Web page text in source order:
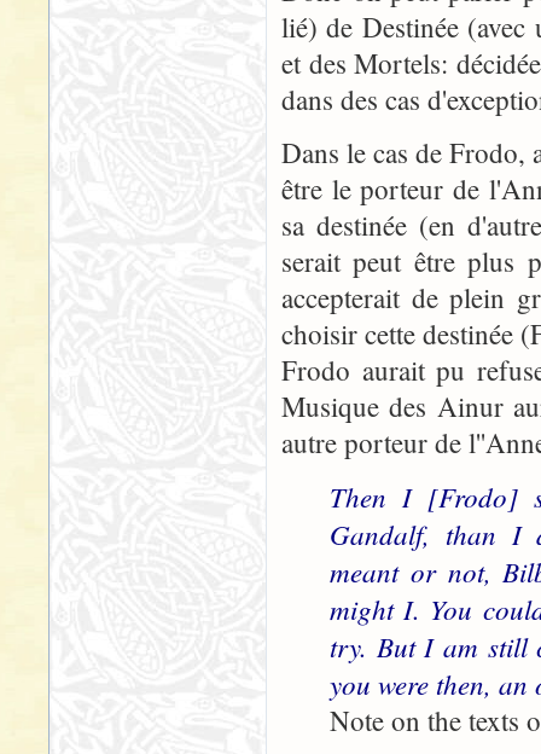
lié) de Destinée
et des Mortels:
dans des cas
Dans le cas de Frodo,
être le porteur de
sa destinée (en
serait peut être plus
accepterait de plein
choisir cette destinée
Frodo aurait pu
Musique des Ainur
autre porteur de
Then I [Frodo]
Gandalf, than I
meant or not,
might I. You
try. But I am still
you were then, an
Note on the texts